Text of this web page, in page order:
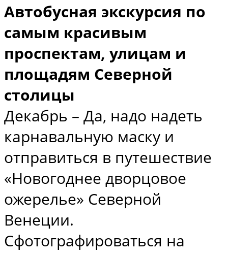
Автобусная экскурсия по
самым красивым
проспектам, улицам и
площадям Северной
столицы
Декабрь – Да, надо надеть
карнавальную маску и
отправиться в путешествие
«Новогоднее дворцовое
ожерелье» Северной
Венеции.
Сфотографироваться на